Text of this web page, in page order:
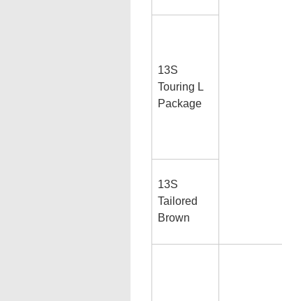
13S
Touring L
Package
13S
Tailored
Brown